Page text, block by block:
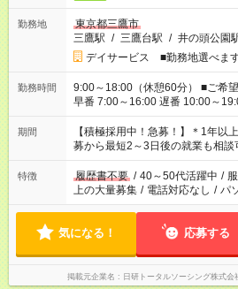
勤務地
東京都三鷹市
三鷹駅 / 三鷹台駅 / 井の頭公園
デイサービス ■勤務地選べま
勤務時間
9:00～18:00（休憩60分） ■ご希望があれば下記シフトもOK！
早番 7:00～16:00 遅番 10:00～19:00 「家族と休みを合わ
い」 「余裕を持って夕飯の準備
たくない」 など、ご希望を教えてください
の方へ 今ご覧のお仕事で希望する
の勤務時間。 合計で週40時間を
期間
【積極採用中！急募！】＊1年以
募から最短2～3日後の就業も相談
特徴 履歴書不要 / 40～50代活躍中 /
上の大量募集 / 電話対応なし / パ
気になる！ 応募する
掲載元企業名 日研トータルソーシング株式